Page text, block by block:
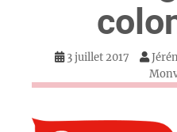
3 juillet 2017